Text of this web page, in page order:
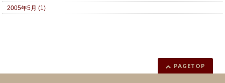
2005年5月 (1)
PAGETOP